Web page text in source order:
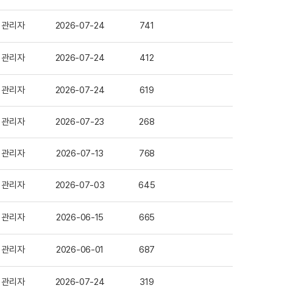
관리자 2026-07-24 741
관리자 2026-07-24 412
관리자 2026-07-24 619
관리자 2026-07-23 268
관리자 2026-07-13 768
관리자 2026-07-03 645
관리자 2026-06-15 665
관리자 2026-06-01 687
관리자 2026-07-24 319